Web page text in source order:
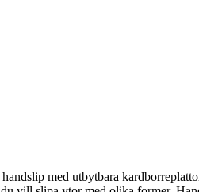
med utbytbara